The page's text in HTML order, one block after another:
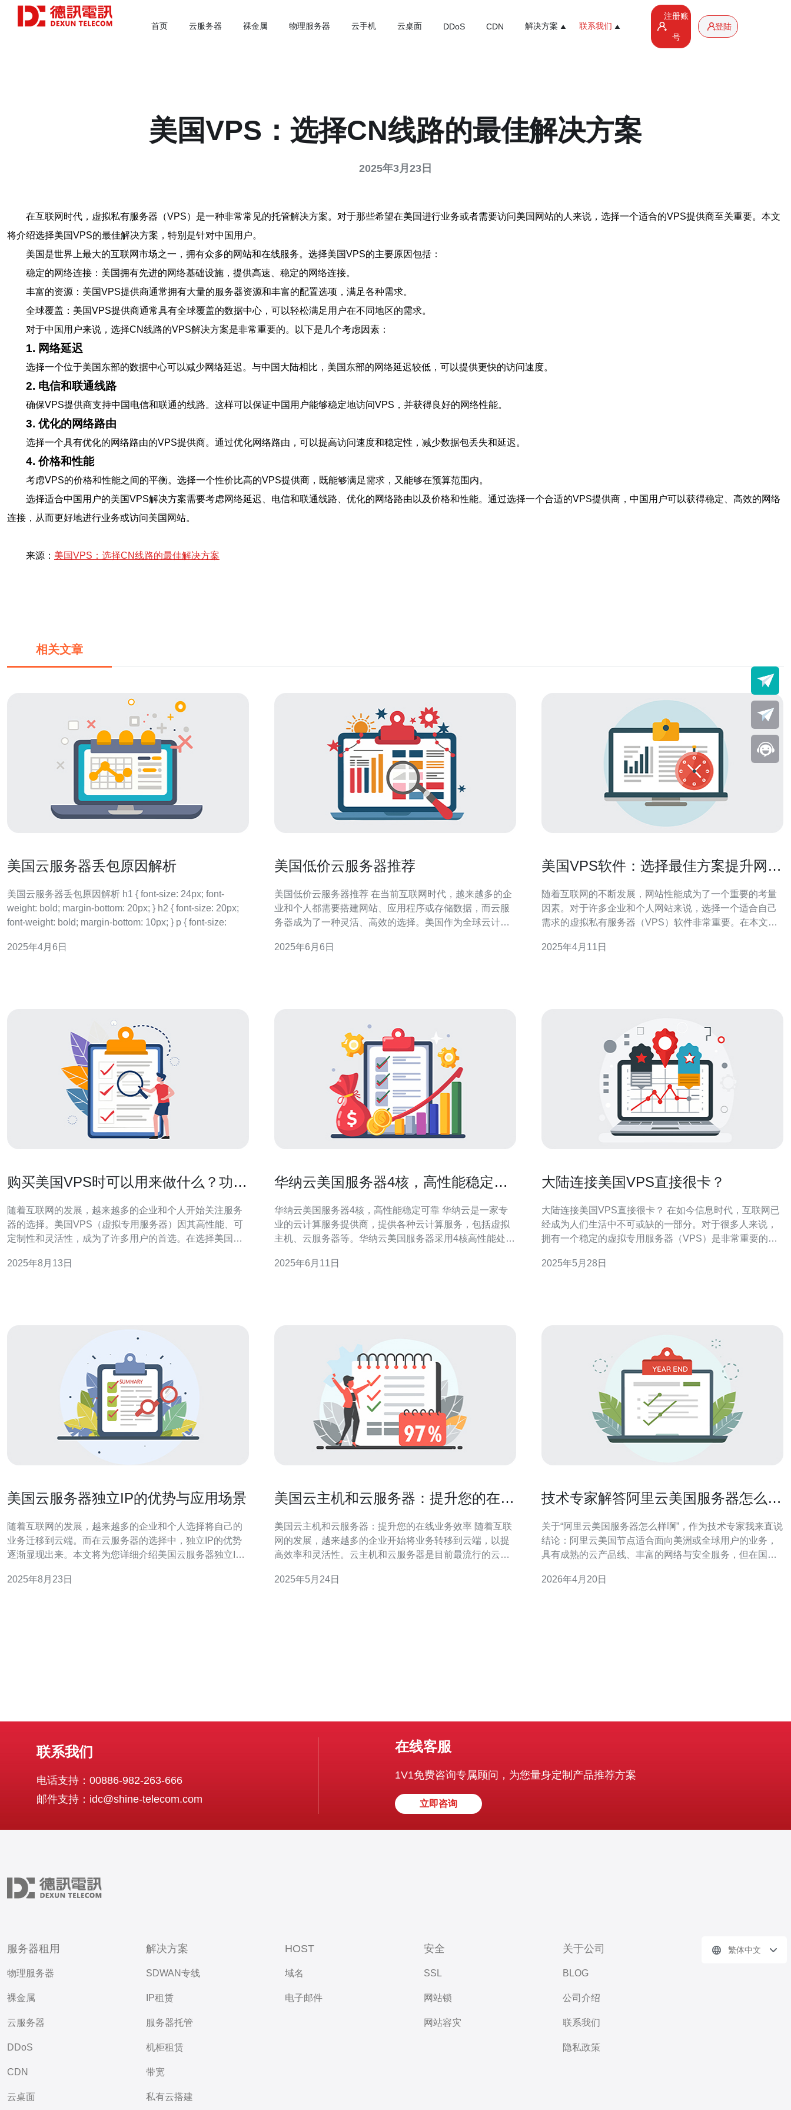
首页 云服务器 裸金属 物理服务器 云手机 云桌面 DDoS CDN 解决方案 联系我们
注册账
号
登陆
美国VPS：选择CN线路的最佳解决方案
2025年3月23日
在互联网时代，虚拟私有服务器（VPS）是一种非常常见的托管解决方案。对于那些希望在美国进行业务或者需要访问美国网站的人来说，选择一个适合的VPS提供商至关重要。本文
将介绍选择美国VPS的最佳解决方案，特别是针对中国用户。
美国是世界上最大的互联网市场之一，拥有众多的网站和在线服务。选择美国VPS的主要原因包括：
稳定的网络连接：美国拥有先进的网络基础设施，提供高速、稳定的网络连接。
丰富的资源：美国VPS提供商通常拥有大量的服务器资源和丰富的配置选项，满足各种需求。
全球覆盖：美国VPS提供商通常具有全球覆盖的数据中心，可以轻松满足用户在不同地区的需求。
对于中国用户来说，选择CN线路的VPS解决方案是非常重要的。以下是几个考虑因素：
1. 网络延迟
选择一个位于美国东部的数据中心可以减少网络延迟。与中国大陆相比，美国东部的网络延迟较低，可以提供更快的访问速度。
2. 电信和联通线路
确保VPS提供商支持中国电信和联通的线路。这样可以保证中国用户能够稳定地访问VPS，并获得良好的网络性能。
3. 优化的网络路由
选择一个具有优化的网络路由的VPS提供商。通过优化网络路由，可以提高访问速度和稳定性，减少数据包丢失和延迟。
4. 价格和性能
考虑VPS的价格和性能之间的平衡。选择一个性价比高的VPS提供商，既能够满足需求，又能够在预算范围内。
选择适合中国用户的美国VPS解决方案需要考虑网络延迟、电信和联通线路、优化的网络路由以及价格和性能。通过选择一个合适的VPS提供商，中国用户可以获得稳定、高效的网络
连接，从而更好地进行业务或访问美国网站。
来源： 美国VPS：选择CN线路的最佳解决方案
相关文章
美国云服务器丢包原因解析
美国云服务器丢包原因解析 h1 { font-size: 24px; font-
weight: bold; margin-bottom: 20px; } h2 { font-size: 20px;
font-weight: bold; margin-bottom: 10px; } p { font-size:
2025年4月6日
美国低价云服务器推荐
美国低价云服务器推荐 在当前互联网时代，越来越多的企
业和个人都需要搭建网站、应用程序或存储数据，而云服
务器成为了一种灵活、高效的选择。美国作为全球云计算
种类型的云服务器服务，并且价格相对较为亲民。 1.
2025年6月6日
美国VPS软件：选择最佳方案提升网站
随着互联网的不断发展，网站性能成为了一个重要的考量
因素。对于许多企业和个人网站来说，选择一个适合自己
需求的虚拟私有服务器（VPS）软件非常重要。在本文
能。 1. 了解VPS软件 VPS软件是一种将物理服务器划分为
2025年4月11日
购买美国VPS时可以用来做什么？功能
随着互联网的发展，越来越多的企业和个人开始关注服务
器的选择。美国VPS（虚拟专用服务器）因其高性能、可
定制性和灵活性，成为了许多用户的首选。在选择美国
购买美国VPS时可以用来做什么。 首先，VPS可以用作网
2025年8月13日
华纳云美国服务器4核，高性能稳定可
华纳云美国服务器4核，高性能稳定可靠 华纳云是一家专
业的云计算服务提供商，提供各种云计算服务，包括虚拟
主机、云服务器等。华纳云美国服务器采用4核高性能处理
器采用4核高性能处理器，拥有强大的运算能力和处理速
2025年6月11日
大陆连接美国VPS直接很卡？
大陆连接美国VPS直接很卡？ 在如今信息时代，互联网已
经成为人们生活中不可或缺的一部分。对于很多人来说，
拥有一个稳定的虚拟专用服务器（VPS）是非常重要的，
接美国VPS时会出现卡顿的情况，究竟是为什么呢？让我
2025年5月28日
美国云服务器独立IP的优势与应用场景
随着互联网的发展，越来越多的企业和个人选择将自己的
业务迁移到云端。而在云服务器的选择中，独立IP的优势
逐渐显现出来。本文将为您详细介绍美国云服务器独立IP
决定。 首先，让我们来了解什么是独立IP。独立IP是指一
2025年8月23日
美国云主机和云服务器：提升您的在线
美国云主机和云服务器：提升您的在线业务效率 随着互联
网的发展，越来越多的企业开始将业务转移到云端，以提
高效率和灵活性。云主机和云服务器是目前最流行的云计
云主机和云服务器服务也备受青睐。 云主机和云服务器都
2025年5月24日
技术专家解答阿里云美国服务器怎么样
关于“阿里云美国服务器怎么样啊”，作为技术专家我来直说
结论：阿里云美国节点适合面向美洲或全球用户的业务，
具有成熟的云产品线、丰富的网络与安全服务，但在国内
性能调优方法与购买建议，帮助你在部署和运营中少走弯
2026年4月20日
联系我们
电话支持：00886-982-263-666
邮件支持：idc@shine-telecom.com
在线客服
1V1免费咨询专属顾问，为您量身定制产品推荐方案
立即咨询
服务器租用
物理服务器
裸金属
云服务器
DDoS
CDN
云桌面
解决方案
SDWAN专线
IP租赁
服务器托管
机柜租赁
带宽
私有云搭建
HOST
域名
电子邮件
安全
SSL
网站锁
网站容灾
关于公司
BLOG
公司介绍
联系我们
隐私政策
繁体中文